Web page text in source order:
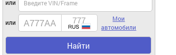
или
или
Мои
автомобили
Найти